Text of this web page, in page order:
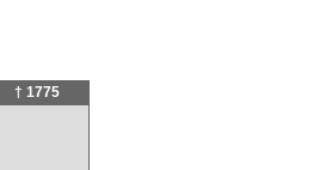
† 1775